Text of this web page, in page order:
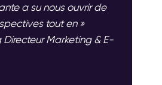
a su nous ouvrir de
tout en »
Directeur Marketing & E-